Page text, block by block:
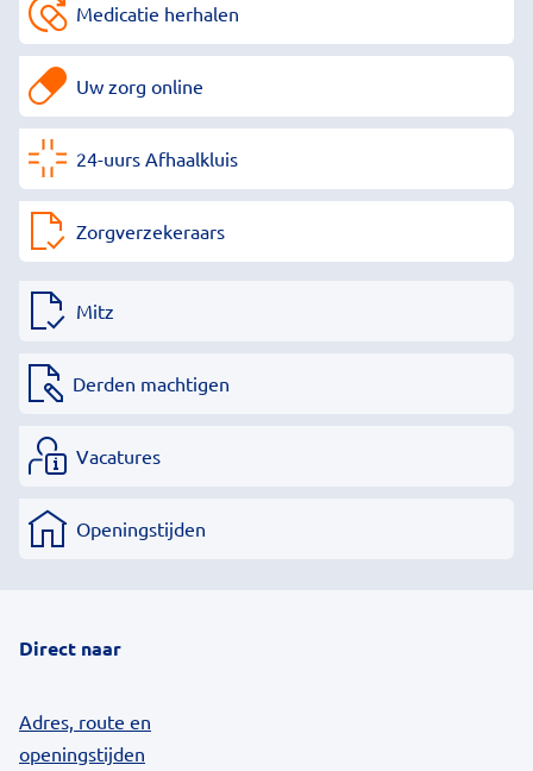
Medicatie herhalen
Uw zorg online
24-uurs Afhaalkluis
Zorgverzekeraars
Mitz
Derden machtigen
Vacatures
Openingstijden
Direct naar
Adres, route en
openingstijden